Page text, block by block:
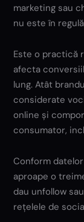
marketing sau
nu este în
Este o practică
afecta
lung. Atât
considerate
online și
consumator,
Conform
aproape o
dau unfollow
rețelele de